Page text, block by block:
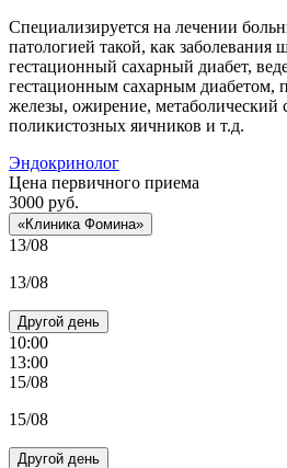
Специализируется на лечении
патологией такой, как заболевания
гестационный сахарный диабет,
гестационным сахарным диабетом,
железы, ожирение, метаболический
поликистозных яичников и т.д.
Эндокринолог
Цена первичного приема
3000 руб.
«Клиника Фомина»
13/08
13/08
Другой день
10:00
13:00
15/08
15/08
Другой день